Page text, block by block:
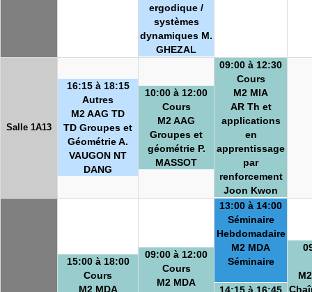
ergodique /
systèmes
dynamiques M.
GHEZAL
Salle 1A13
16:15 à 18:15
Autres
M2 AAG TD
TD Groupes et
Géométrie A.
VAUGON NT
DANG
10:00 à 12:00
Cours
M2 AAG
Groupes et
géométrie P.
MASSOT
09:00 à 12:30
Cours
M2 MIA
AR Th et
applications
en
apprentissage
par
renforcement
Joon Kwon
15:00 à 18:00
Cours
M2 MDA
09:00 à 12:00
Cours
M2 MDA
13:00 à 14:00
Séminaire
Hebdomadaire
M2 MDA
Séminaire
14:15 à 16:45